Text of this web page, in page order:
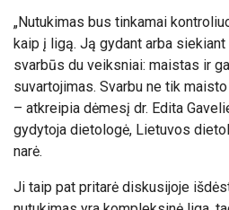
„Nutukimas bus tinkamai
kaip į ligą. Ją gydant arba
svarbūs du veiksniai: maistas ir
suvartojimas. Svarbu ne tik
– atkreipia dėmesį dr. Edita
gydytoja dietologė, Lietuvos
narė.
Ji taip pat pritarė diskusijoje